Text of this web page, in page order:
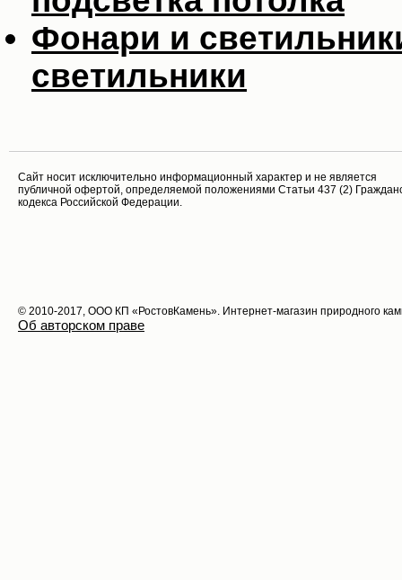
Фонари и
светильники
Cайт носит исключительно информационный характер и не является
публичной офертой, определяемой положениями Статьи 437 (2)
кодекса Российской Федерации.
© 2010-2017, ООО КП «РостовКамень». Интернет-магазин природного
Об авторском праве